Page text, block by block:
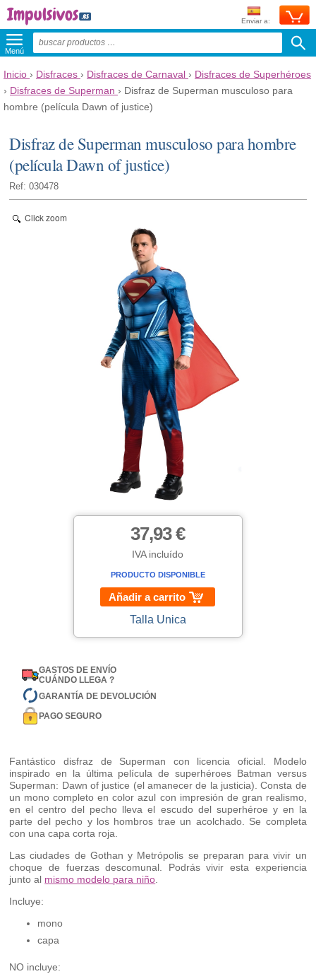
Enviar a:
Menú
Inicio › Disfraces › Disfraces de Carnaval › Disfraces de Superhéroes
› Disfraces de Superman › Disfraz de Superman musculoso para
hombre (película Dawn of justice)
Disfraz de Superman musculoso para hombre
(película Dawn of justice)
Ref: 030478
Click zoom
37,93 €
IVA incluído
PRODUCTO DISPONIBLE
Añadir a carrito
Talla Unica
GASTOS DE ENVÍO
CUÁNDO LLEGA ?
GARANTÍA DE DEVOLUCIÓN
PAGO SEGURO
Fantástico disfraz de Superman con licencia oficial. Modelo
inspirado en la última película de superhéroes Batman versus
Superman: Dawn of justice (el amanecer de la justicia). Consta de
un mono completo en color azul con impresión de gran realismo,
en el centro del pecho lleva el escudo del superhéroe y en la
parte del pecho y los hombros trae un acolchado. Se completa
con una capa corta roja.
Las ciudades de Gothan y Metrópolis se preparan para vivir un
choque de fuerzas descomunal. Podrás vivir esta experiencia
junto al mismo modelo para niño
Incluye:
mono
capa
NO incluye: